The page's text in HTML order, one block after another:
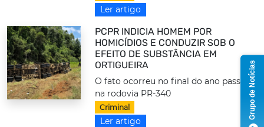
Ler artigo
PCPR INDICIA HOMEM POR
HOMICÍDIOS E CONDUZIR SOB O
EFEITO DE SUBSTÂNCIA EM
ORTIGUEIRA
O fato ocorreu no final do ano passado
na rodovia PR-340
Criminal
Ler artigo
Grupo de Notícias